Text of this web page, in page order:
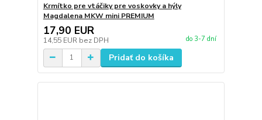
Krmítko pre vtáčiky pre voskovky a hýly
Magdalena MKW mini PREMIUM
17,90 EUR
14,55 EUR bez DPH do 3-7 dní
Pridať do košíka